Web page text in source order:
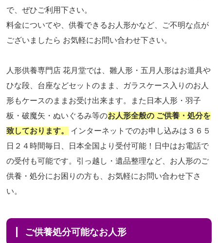
で、ぜひご利用下さい。
料金についてや、供養できるお人形かなど、ご不明な点が
ございましたら お気軽にお問い合わせ下さい。
人形供養専門店 花月堂では、雛人形・五月人形はお道具や
ひな段、台座などセットのまま、ガラスケース入りのお人
形もケースのままお受け出来ます。また日本人形・羽子
板・破魔矢・ぬいぐるみ等のお人形全般の ご供養・処分を
致しております。
インターネットでのお申し込みは３６５
日２４時間毎日、日本全国より受付可能！日中はお電話で
の受付も可能です。引っ越し・遺品整理など、お人形のご
供養・処分にお困りの方も、お気軽にお問い合わせ下さ
い。
ご供養処分可能なお人形